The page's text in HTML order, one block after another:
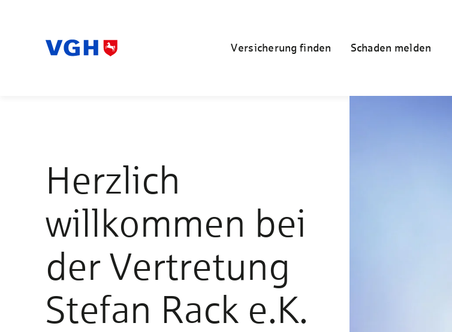
Versicherung finden Schaden melden
Herzlich
willkommen bei
der Vertretung
Stefan Rack e.K.